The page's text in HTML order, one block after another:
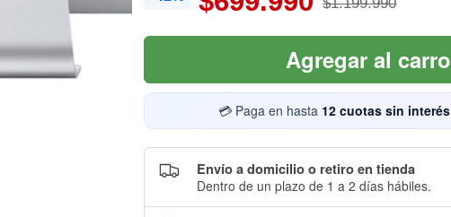
Agregar al carro
💳 Paga en hasta 12 cuotas sin interés
Envío a domicilio o retiro en tienda
Dentro de un plazo de 1 a 2 días hábiles.